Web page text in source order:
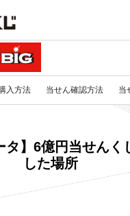
入方法 当せん確認方法 当
タ】6億円当せんく
した場所